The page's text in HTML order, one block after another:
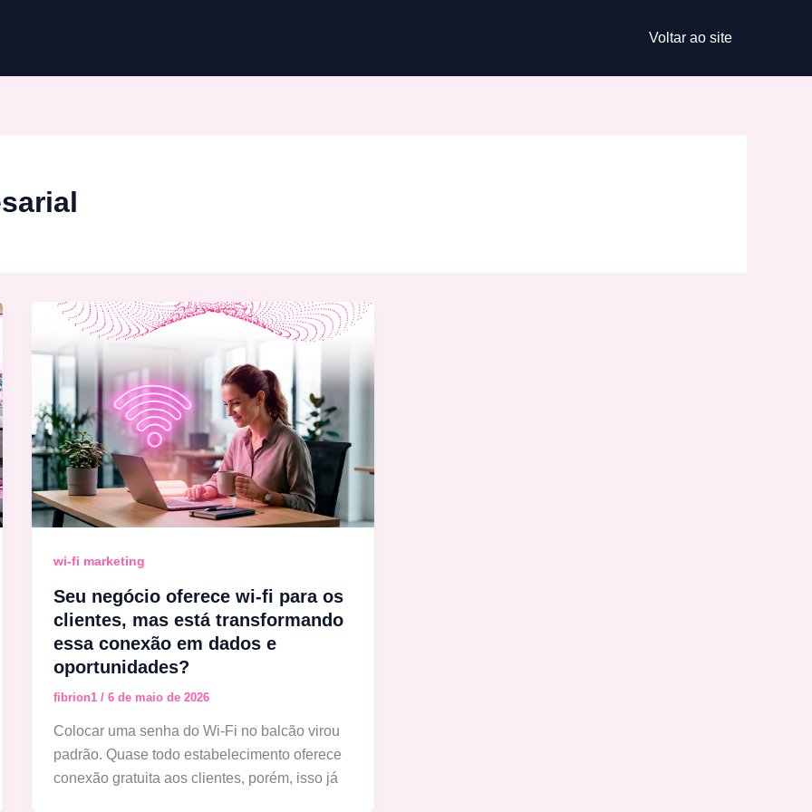
Voltar ao site
wi-fi marketing
Seu negócio oferece wi-fi para os
clientes, mas está transformando
essa conexão em dados e
oportunidades?
fibrion1 / 6 de maio de 2026
Colocar uma senha do Wi-Fi no balcão virou
padrão. Quase todo estabelecimento oferece
conexão gratuita aos clientes, porém, isso já